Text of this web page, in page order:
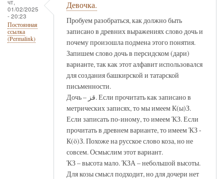
чт,
01/02/2025
- 20:23
Постоянная
ссылка
(Permalink)
Девочка.
Пробуем разобраться, как должно быть
записано в древних выражениях слово дочь и
почему произошла подмена этого понятия.
Запишем слово дочь в персидском (дари)
варианте, так как этот алфавит использовался
для создания башкирской и татарской
письменности.
Дочь – قز. Если прочитать как записано в
метрических записях, то мы имеем К(ы)З.
Если записать по-иному, то имеем ҠЗ. Если
прочитать в древнем варианте, то имеем ҠЗ -
К(ö)З. Похоже на русское слово коза, но не
совсем. Осмыслим этот вариант.
ҠЗ – высота мало. ҠЗА – небольшой высоты.
Для козы смысл подходит, но для дочери нет